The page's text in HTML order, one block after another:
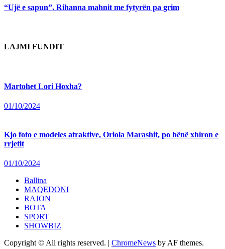
“Ujë e sapun”, Rihanna mahnit me fytyrën pa grim
LAJMI FUNDIT
Martohet Lori Hoxha?
01/10/2024
Kjo foto e modeles atraktive, Oriola Marashit, po bënë xhiron e
rrjetit
01/10/2024
Ballina
MAQEDONI
RAJON
BOTA
SPORT
SHOWBIZ
Copyright © All rights reserved.
ChromeNews by AF themes.